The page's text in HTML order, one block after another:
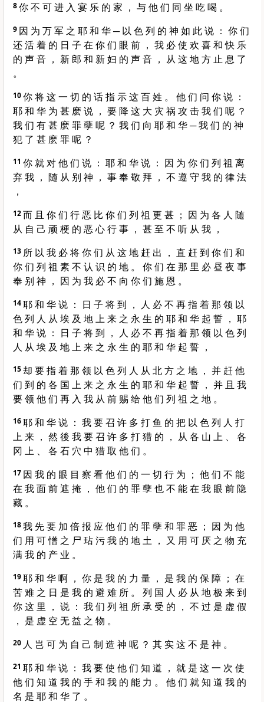
8你 不 可 进 入 宴 乐 的 家 ， 与 他 们 同 坐 吃 喝 。
9 因 为 万 军 之 耶 和 华 ─ 以 色 列 的 神 如 此 说 ： 你 们
还 活 着 的 日 子 在 你 们 眼 前 ， 我 必 使 欢 喜 和 快 乐
的 声 音 ， 新 郎 和 新 妇 的 声 音 ， 从 这 地 方 止 息 了
。
10你 将 这 一 切 的 话 指 示 这 百 姓 。 他 们 问 你 说 ：
耶 和 华 为 甚 麽 说 ， 要 降 这 大 灾 祸 攻 击 我 们 呢 ？
我 们 有 甚 麽 罪 孽 呢 ？ 我 们 向 耶 和 华 ─ 我 们 的 神
犯 了 甚 麽 罪 呢 ？
11 你 就 对 他 们 说 ： 耶 和 华 说 ： 因 为 你 们 列 祖 离
弃 我 ， 随 从 别 神 ， 事 奉 敬 拜 ， 不 遵 守 我 的 律 法
，
12而 且 你 们 行 恶 比 你 们 列 祖 更 甚 ； 因 为 各 人 随
从 自 己 顽 梗 的 恶 心 行 事 ， 甚 至 不 听 从 我 ，
13 所 以 我 必 将 你 们 从 这 地 赶 出 ， 直 赶 到 你 们 和
你 们 列 祖 素 不 认 识 的 地 。 你 们 在 那 里 必 昼 夜 事
奉 别 神 ， 因 为 我 必 不 向 你 们 施 恩 。
14耶 和 华 说 ： 日 子 将 到 ， 人 必 不 再 指 着 那 领 以
色 列 人 从 埃 及 地 上 来 之 永 生 的 耶 和 华 起 誓 ， 耶
和 华 说 ： 日 子 将 到 ， 人 必 不 再 指 着 那 领 以 色 列
人 从 埃 及 地 上 来 之 永 生 的 耶 和 华 起 誓 ，
15却 要 指 着 那 领 以 色 列 人 从 北 方 之 地 ， 并 赶 他
们 到 的 各 国 上 来 之 永 生 的 耶 和 华 起 誓 ， 并 且 我
要 领 他 们 再 入 我 从 前 赐 给 他 们 列 祖 之 地 。
16耶 和 华 说 ： 我 要 召 许 多 打 鱼 的 把 以 色 列 人 打
上 来 ， 然 後 我 要 召 许 多 打 猎 的 ， 从 各 山 上 、 各
冈 上 、 各 石 穴 中 猎 取 他 们 。
17 因 我 的 眼 目 察 看 他 们 的 一 切 行 为 ； 他 们 不 能
在 我 面 前 遮 掩 ， 他 们 的 罪 孽 也 不 能 在 我 眼 前 隐
藏 。
18我 先 要 加 倍 报 应 他 们 的 罪 孽 和 罪 恶 ； 因 为 他
们 用 可 憎 之 尸 玷 污 我 的 地 土 ， 又 用 可 厌 之 物 充
满 我 的 产 业 。
19耶 和 华 啊 ， 你 是 我 的 力 量 ， 是 我 的 保 障 ； 在
苦 难 之 日 是 我 的 避 难 所 。 列 国 人 必 从 地 极 来 到
你 这 里 ， 说 ： 我 们 列 祖 所 承 受 的 ， 不 过 是 虚 假
， 是 虚 空 无 益 之 物 。
20 人 岂 可 为 自 己 制 造 神 呢 ？ 其 实 这 不 是 神 。
21 耶 和 华 说 ： 我 要 使 他 们 知 道 ， 就 是 这 一 次 使
他 们 知 道 我 的 手 和 我 的 能 力 。 他 们 就 知 道 我 的
名 是 耶 和 华 了 。